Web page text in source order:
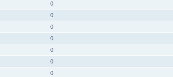
0
0
0
0
0
0
0